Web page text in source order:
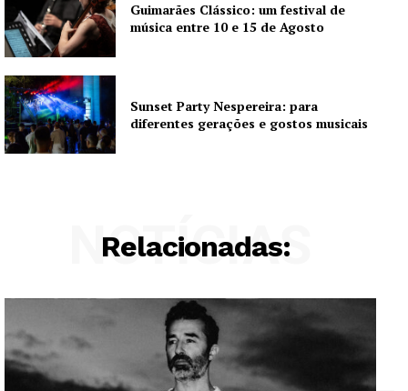
Europa
Grande Entrevista
Quero ser Assinante
Guimarães Clássico: um festival de
música entre 10 e 15 de Agosto
Sunset Party Nespereira: para
diferentes gerações e gostos musicais
Relacionadas:
NOTÍCIAS